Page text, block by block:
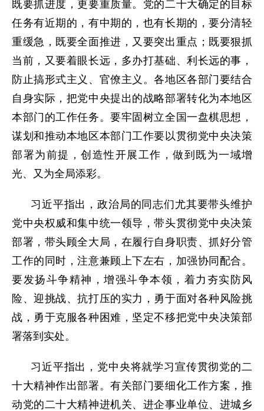
既要抓进度，更要重质量。党的二十大确定的目标
任务有近期的，有中期的，也有长期的，要分清轻
重缓急，既要全面推进，又要突出重点；既要狠抓
当前，又要着眼长远，多办打基础、利长远的事，
防止搞形式主义、官僚主义。各地区各部门要结合
自身实际，把党中央提出的战略部署转化为本地区
本部门的工作任务。要牢固树立全国一盘棋思想，
谋划和推动本地区本部门工作要以贯彻党中央决策
部署为前提，创造性开展工作，做到既为一域增
光、又为全局添彩。
习近平指出，政治局的同志们尤其要带头维护
党中央权威和集中统一领导，带头贯彻党中央决策
部署，带头顾全大局，在履行自身职责、抓好分管
工作的同时，注意兼顾上下左右，加强协同配合。
要发扬斗争精神，增强斗争本领，着力夯实防风
险、迎挑战、抗打压的实力，勇于面对各种风险挑
战，勇于克服各种困难，坚定不移把党中央决策部
署落到实处。
习近平指出，党中央将就学习宣传贯彻党的二
十大精神作出部署。有关部门要细化工作方案，推
动党的二十大精神进机关、进企事业单位、进城乡